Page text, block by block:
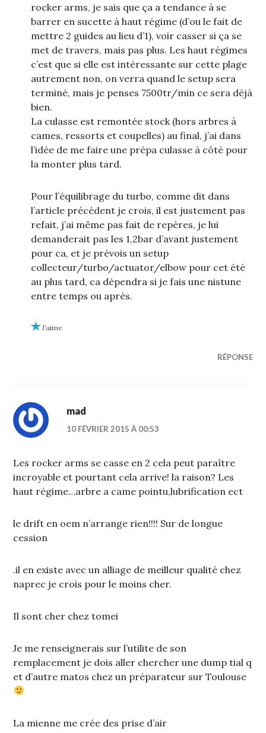
rocker arms, je sais que ça a tendance à se
barrer en sucette à haut régime (d’ou le fait de
mettre 2 guides au lieu d’1), voir casser si ça se
met de travers, mais pas plus. Les haut régimes
c’est que si elle est intéressante sur cette plage
autrement non, on verra quand le setup sera
terminé, mais je penses 7500tr/min ce sera déjà
bien.
La culasse est remontée stock (hors arbres à
cames, ressorts et coupelles) au final, j’ai dans
l’idée de me faire une prépa culasse à côté pour
la monter plus tard.
Pour l’équilibrage du turbo, comme dit dans
l’article précédent je crois, il est justement pas
refait, j’ai même pas fait de repères, je lui
demanderait pas les 1,2bar d’avant justement
pour ca, et je prévois un setup
collecteur/turbo/actuator/elbow pour cet été
au plus tard, ca dépendra si je fais une nistune
entre temps ou après.
J’aime
RÉPONSE
mad
10 FÉVRIER 2015 À 00:53
Les rocker arms se casse en 2 cela peut paraître
incroyable et pourtant cela arrive! la raison? Les
haut régime…arbre a came pointu,lubrification ect
le drift en oem n’arrange rien!!!! Sur de longue
cession
.il en existe avec un alliage de meilleur qualité chez
naprec je crois pour le moins cher.
Il sont cher chez tomei
Je me renseignerais sur l’utilite de son
remplacement je dois aller chercher une dump tial q
et d’autre matos chez un préparateur sur Toulouse
La mienne me crée des prise d’air